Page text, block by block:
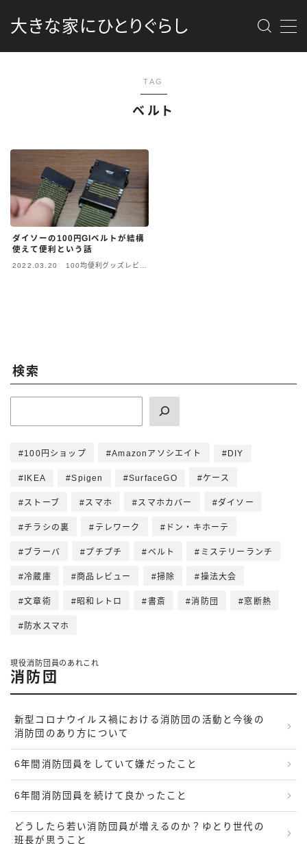
大きな家にひとりぐらし
MENU
消防団
DIY
カメラ
TAG
ベルト
ダイソーの100円GIベルトが結構
使えて便利という話
2022.03.20
100均便利グッズレビュ
検索
100円ショップ Amazonアソシエイト DIY
IKEA Spigen SurfaceGO ケース
ストーブ スマホ スマホカバー ダイソー
チラシの裏 テレワーク ドン・キホーテ
ブラーバ プチプチ ベルト ミステリーランチ
冷蔵庫 商品レビュー 掃除 操法大会
文章術 昭和レトロ 書斎 消防団 窓断熱
防水スマホ
現役消防団員のあれこれ
消防団
新型コロナウイルス禍における消防団の活動と今後の
消防団のあり方について
6年間消防団員をしていて嫌だったこと
6年間消防団員を続けて良かったこと
どうしたら若い消防団員が増えるのか？ゆとり世代の
班長が思うこと